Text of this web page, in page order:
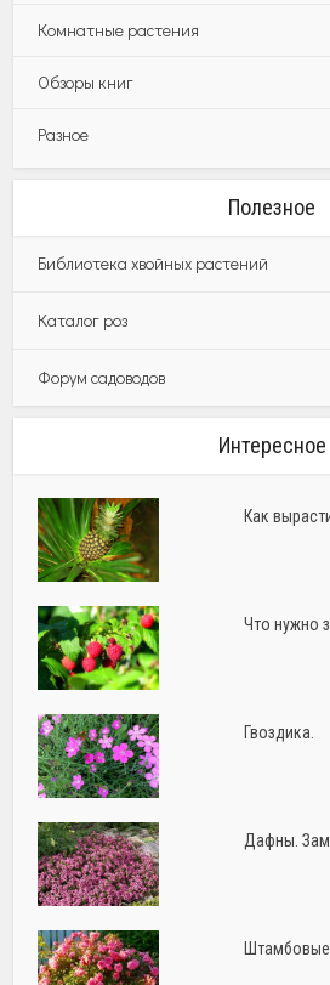
Комнатные растения
Обзоры книг
Разное
Полезное
Библиотека хвойных растений
Каталог роз
Форум садоводов
Интересное
Как
Что нужно
Гвоздика.
Дафны.
Штамбовые